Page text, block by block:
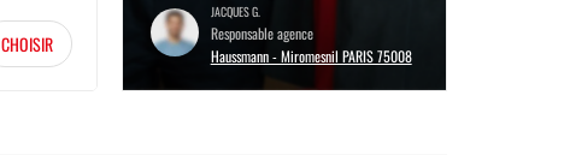
CHOISIR
JACQUES G.
Responsable agence
Haussmann - Miromesnil PARIS 75008